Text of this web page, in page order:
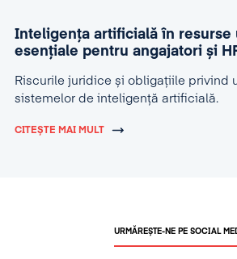
Inteligența artificială în resurse
esențiale pentru angajatori și
Riscurile juridice și obligațiile privind
sistemelor de inteligență artificială.
CITEȘTE MAI MULT
URMĂREȘTE-NE PE SOCIAL